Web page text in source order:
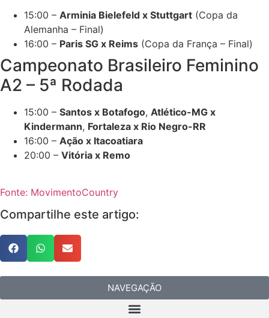
15:00 – Arminia Bielefeld x Stuttgart (Copa da
Alemanha – Final)
16:00 – Paris SG x Reims (Copa da França – Final)
Campeonato Brasileiro Feminino
A2 – 5ª Rodada
15:00 – Santos x Botafogo, Atlético-MG x
Kindermann, Fortaleza x Rio Negro-RR
16:00 – Ação x Itacoatiara
20:00 – Vitória x Remo
Fonte: MovimentoCountry
Compartilhe este artigo:
NAVEGAÇÃO